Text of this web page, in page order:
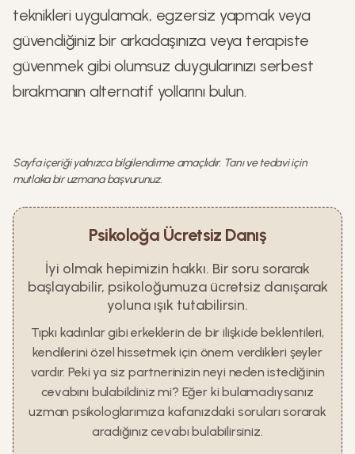
teknikleri uygulamak, egzersiz yapmak veya
güvendiğiniz bir arkadaşınıza veya terapiste
güvenmek gibi olumsuz duygularınızı serbest
bırakmanın alternatif yollarını bulun.
Sayfa içeriği yalnızca bilgilendirme amaçlıdır. Tanı ve tedavi için
mutlaka bir uzmana başvurunuz.
Psikoloğa Ücretsiz Danış
İyi olmak hepimizin hakkı. Bir soru sorarak
başlayabilir, psikoloğumuza ücretsiz danışarak
yoluna ışık tutabilirsin.
Tıpkı kadınlar gibi erkeklerin de bir ilişkide beklentileri,
kendilerini özel hissetmek için önem verdikleri şeyler
vardır. Peki ya siz partnerinizin neyi neden istediğinin
cevabını bulabildiniz mi? Eğer ki bulamadıysanız
uzman psikologlarımıza kafanızdaki soruları sorarak
aradığınız cevabı bulabilirsiniz.